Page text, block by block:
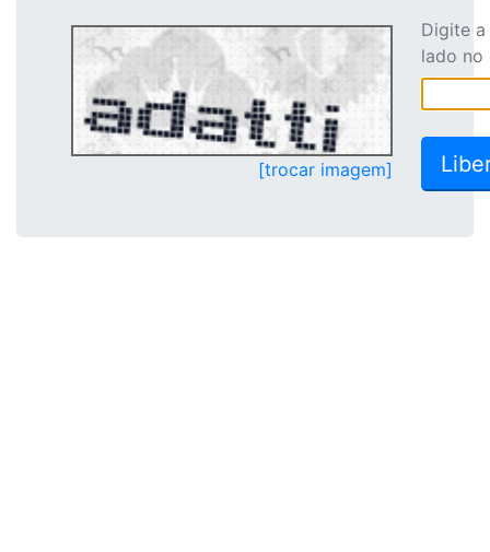
[trocar imagem]
Digite
lado no